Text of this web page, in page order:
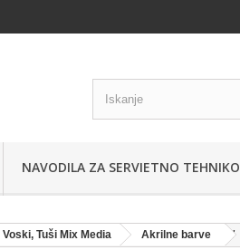
NAVODILA ZA SERVIETNO TEHNIKO
Tuši Mix Media Akrilne barve